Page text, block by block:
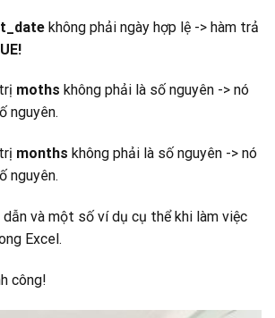
không phải ngày hợp lệ -> hàm trả
moths không phải là số nguyên -> nó
nguyên.
months không phải là số nguyên -> nó
nguyên.
và một số ví dụ cụ thể khi làm việc
Excel.
công!